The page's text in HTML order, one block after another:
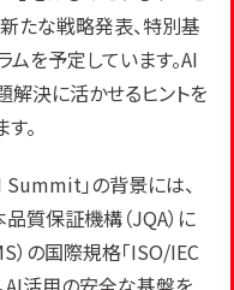
たな戦略発表、特別基
を予定しています。AI
解決に活かせるヒントを
。
」の背景には、
質保証機構（JQA）に
）の国際規格「ISO/IEC